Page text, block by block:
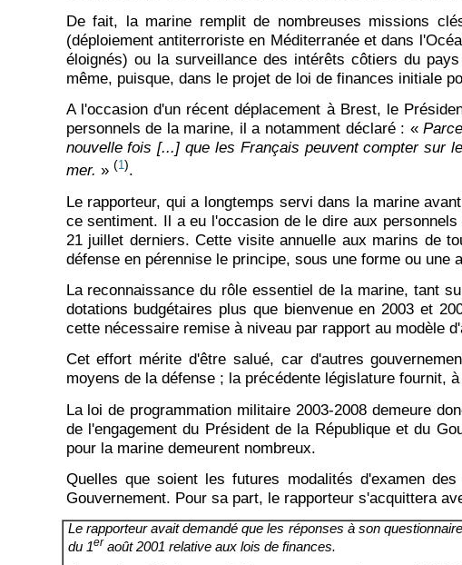
De fait, la marine remplit de nombreuses missions
(déploiement antiterroriste en Méditerranée et dans
éloignés) ou la surveillance des intérêts côtiers du
même, puisque, dans le projet de loi de finances initiale
A l'occasion d'un récent déplacement à Brest, le
personnels de la marine, il a notamment déclaré : «
nouvelle fois [...] que les Français peuvent compter sur
mer. » (1).
Le rapporteur, qui a longtemps servi dans la marine
ce sentiment. Il a eu l'occasion de le dire aux
21 juillet derniers. Cette visite annuelle aux marins de
défense en pérennise le principe, sous une forme ou une
La reconnaissance du rôle essentiel de la marine, tant
dotations budgétaires plus que bienvenue en 2003 et
cette nécessaire remise à niveau par rapport au modèle
Cet effort mérite d'être salué, car d'autres
moyens de la défense ; la précédente législature fournit,
La loi de programmation militaire 2003-2008 demeure
de l'engagement du Président de la République et du
pour la marine demeurent nombreux.
Quelles que soient les futures modalités d'examen
Gouvernement. Pour sa part, le rapporteur s'acquittera
Le rapporteur avait demandé que les réponses à son
du 1er août 2001 relative aux lois de finances.